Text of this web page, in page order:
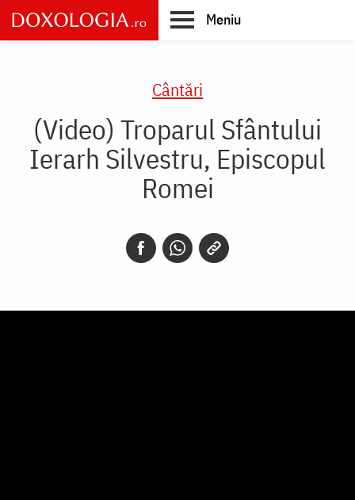
Skip
to
main
Meniu
Cântări
(Video) Troparul Sfântului
Ierarh Silvestru, Episcopul
Romei